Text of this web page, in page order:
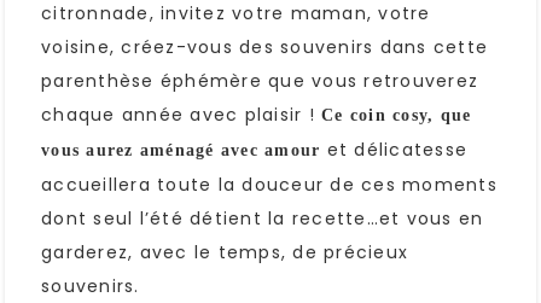
citronnade, invitez votre maman, votre
voisine, créez-vous des souvenirs dans cette
parenthèse éphémère que vous retrouverez
chaque année avec plaisir ! Ce coin cosy, que
vous aurez aménagé avec amour et délicatesse
accueillera toute la douceur de ces moments
dont seul l’été détient la recette…et vous en
garderez, avec le temps, de précieux
souvenirs.